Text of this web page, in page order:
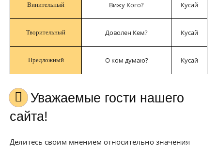
Винительный Вижу Кого? Кусай
Творительный Доволен Кем? Кусай
Предложный О ком думаю? Кусай
Уважаемые гости нашего
сайта!
Делитесь своим мнением относительно значения